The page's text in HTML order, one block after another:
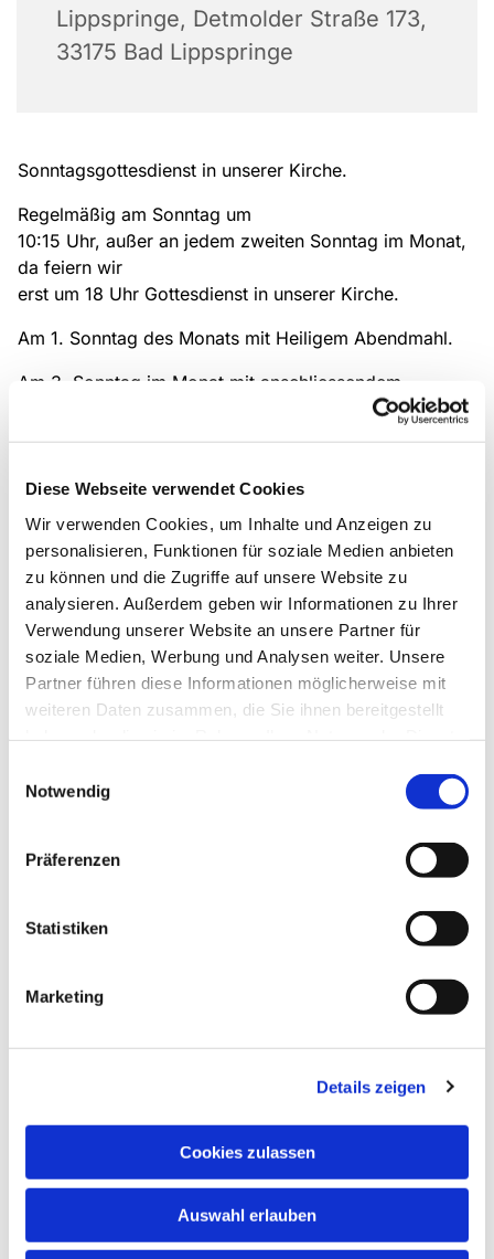
Diese Webseite verwendet Cookies
Wir verwenden Cookies, um Inhalte und Anzeigen zu
personalisieren, Funktionen für soziale Medien anbieten
zu können und die Zugriffe auf unsere Website zu
analysieren. Außerdem geben wir Informationen zu Ihrer
Verwendung unserer Website an unsere Partner für
soziale Medien, Werbung und Analysen weiter. Unsere
Partner führen diese Informationen möglicherweise mit
weiteren Daten zusammen, die Sie ihnen bereitgestellt
Notwendig
Präferenzen
Statistiken
Marketing
Details zeigen
Cookies zulassen
Auswahl erlauben
Lippspringe, Detmolder Straße 173,
33175 Bad Lippspringe
Sonntagsgottesdienst in unserer Kirche.
Regelmäßig am Sonntag um
10:15 Uhr, außer an jedem zweiten Sonntag im Monat,
da feiern wir
erst um 18 Uhr Gottesdienst in unserer Kirche.
Am 1. Sonntag des Monats mit Heiligem Abendmahl.
Am 3. Sonntag im Monat mit anschliessendem
gegeben wird).
Dies könnte Sie auch